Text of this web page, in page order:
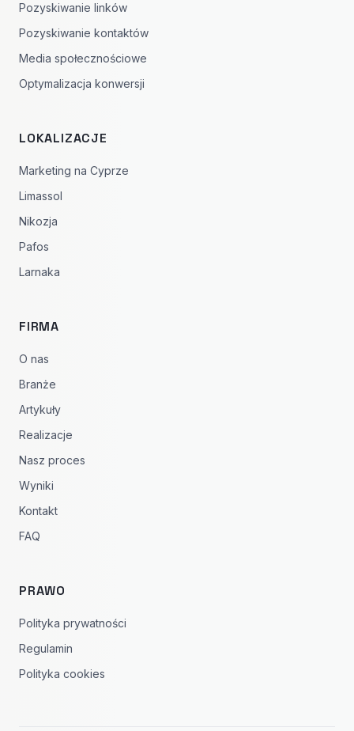
Pozyskiwanie linków
Pozyskiwanie kontaktów
Media społecznościowe
Optymalizacja konwersji
LOKALIZACJE
Marketing na Cyprze
Limassol
Nikozja
Pafos
Larnaka
FIRMA
O nas
Branże
Artykuły
Realizacje
Nasz proces
Wyniki
Kontakt
FAQ
PRAWO
Polityka prywatności
Regulamin
Polityka cookies